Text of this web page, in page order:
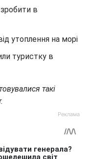
в
утоплення на морі
туристку в
такі